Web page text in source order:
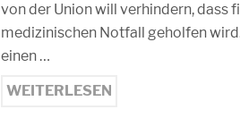
von der Union will verhindern, dass
medizinischen Notfall geholfen
einen …
WEITERLESEN